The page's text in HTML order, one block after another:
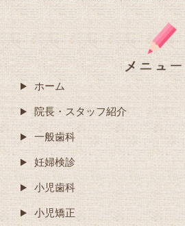
ホーム
院長・スタッフ紹介
一般歯科
妊婦検診
小児歯科
小児矯正